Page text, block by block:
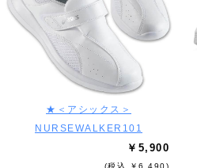
★＜アシックス＞
NURSEWALKER101
￥5,900
(税込 ￥6,490)